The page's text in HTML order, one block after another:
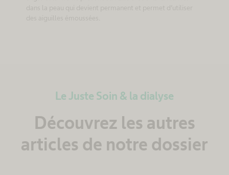
Le Juste Soin & la dialyse
Découvrez les autres
articles de notre dossier